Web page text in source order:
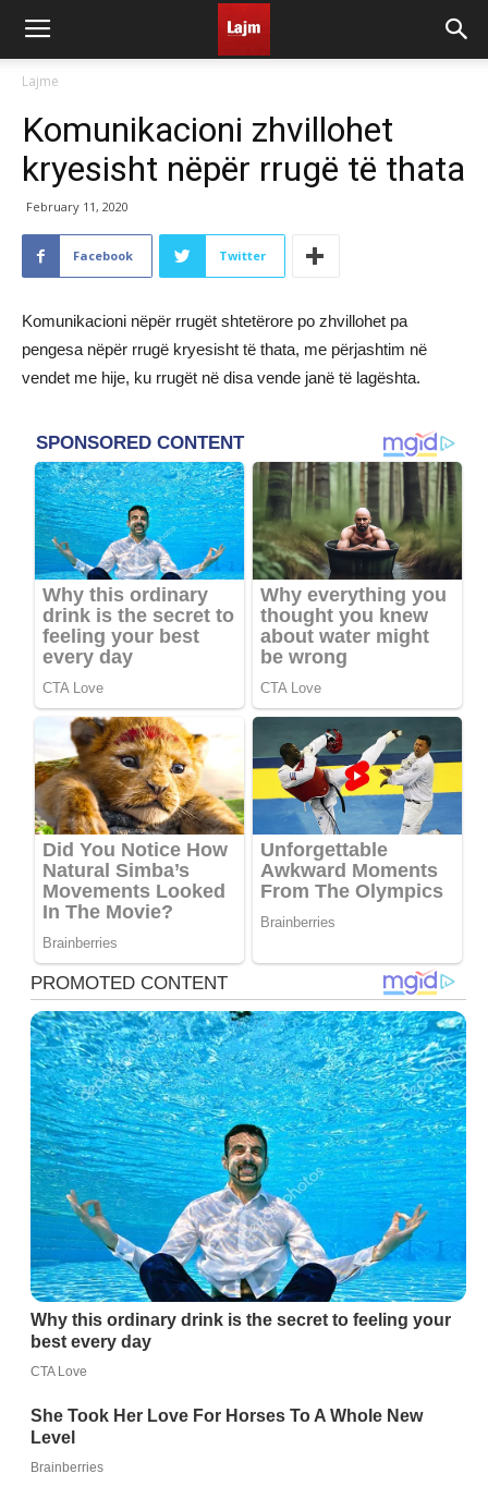
Lajme
Komunikacioni zhvillohet
kryesisht nëpër rrugë të thata
February 11, 2020
Facebook Twitter
Komunikacioni nëpër rrugët shtetërore po zhvillohet pa
pengesa nëpër rrugë kryesisht të thata, me përjashtim në
vendet me hije, ku rrugët në disa vende janë të lagështa.